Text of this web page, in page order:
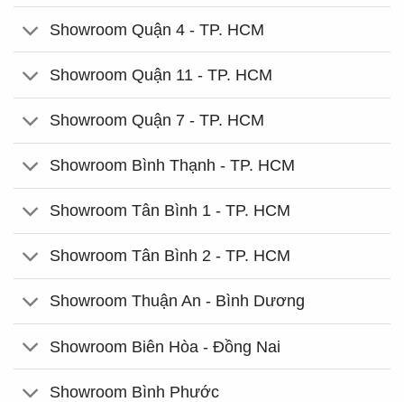
Showroom Quận 4 - TP. HCM
Showroom Quận 11 - TP. HCM
Showroom Quận 7 - TP. HCM
Showroom Bình Thạnh - TP. HCM
Showroom Tân Bình 1 - TP. HCM
Showroom Tân Bình 2 - TP. HCM
Showroom Thuận An - Bình Dương
Showroom Biên Hòa - Đồng Nai
Showroom Bình Phước